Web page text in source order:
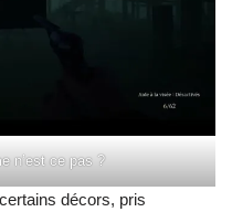
n’est ce pas ?
décors, pris